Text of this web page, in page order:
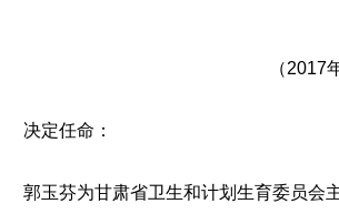
（2017
决定任命：
郭玉芬为甘肃省卫生和计划生育委员会